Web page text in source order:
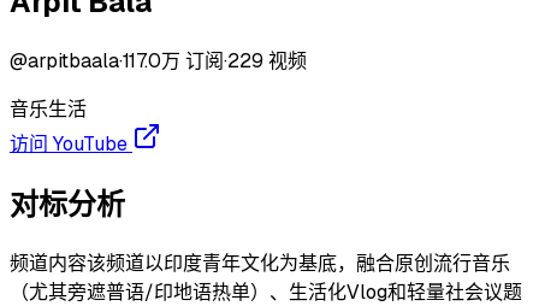
@arpitbaala·117.0万 订阅·229 视频
音乐生活
访问 YouTube
对标分析
频道内容该频道以印度青年文化为基底，融合原创流行音乐
（尤其旁遮普语/印地语热单）、生活化Vlog和轻量社会议题